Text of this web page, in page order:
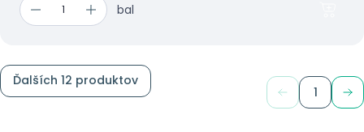
bal
Ďalších 12 produktov
1